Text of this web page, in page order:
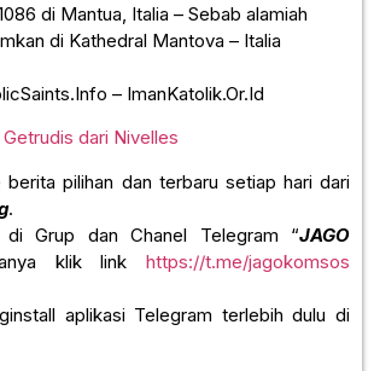
di Mantua, Italia – Sebab alamiah
di Kathedral Mantova – Italia
– ImanKatolik.Or.Id
Getrudis dari Nivelles
berita pilihan dan terbaru setiap hari dari
.
di Grup dan Chanel Telegram “JAGO
klik link https://t.me/jagokomsos
aplikasi Telegram terlebih dulu di